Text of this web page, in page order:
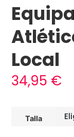
Local
34,95 €
Talla